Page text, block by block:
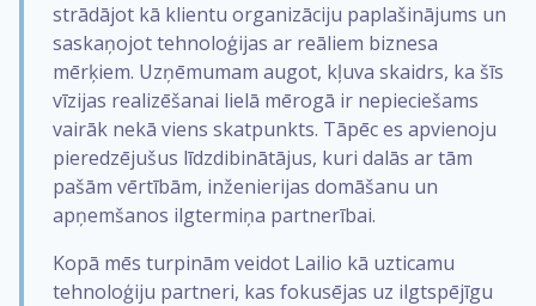
strādājot kā klientu organizāciju paplašinājums un
saskaņojot tehnoloģijas ar reāliem biznesa
mērķiem. Uzņēmumam augot, kļuva skaidrs, ka šīs
vīzijas realizēšanai lielā mērogā ir nepieciešams
vairāk nekā viens skatpunkts. Tāpēc es apvienoju
pieredzējušus līdzdibinātājus, kuri dalās ar tām
pašām vērtībām, inženierijas domāšanu un
apņemšanos ilgtermiņa partnerībai.
Kopā mēs turpinām veidot Lailio kā uzticamu
tehnoloģiju partneri, kas fokusējas uz ilgtspējīgu